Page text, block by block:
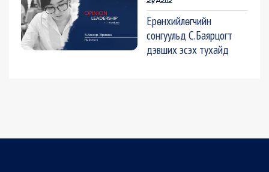
Ерөнхийлөгчийн
сонгуульд С.Баярцогт
дэвших эсэх тухайд